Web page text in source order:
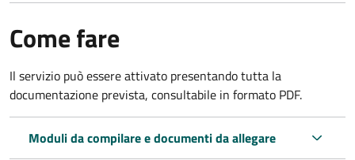
Come fare
Il servizio può essere attivato presentando tutta la
documentazione prevista, consultabile in formato PDF.
Moduli da compilare e documenti da allegare